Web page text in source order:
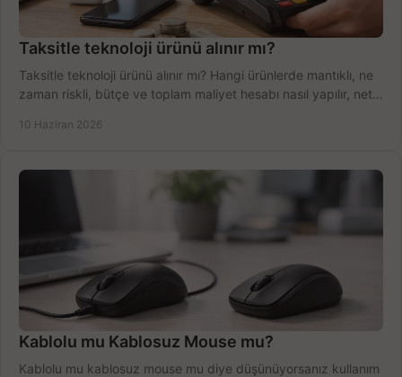
Taksitle teknoloji ürünü alınır mı?
Taksitle teknoloji ürünü alınır mı? Hangi ürünlerde mantıklı, ne
zaman riskli, bütçe ve toplam maliyet hesabı nasıl yapılır, net
10 Haziran 2026
Kablolu mu Kablosuz Mouse mu?
Kablolu mu kablosuz mouse mu diye düşünüyorsanız kullanım